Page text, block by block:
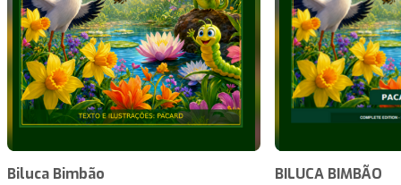
Biluca Bimbão BILUCA BIMBÃO